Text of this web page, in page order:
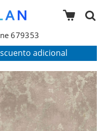
679353
AGOSTO2026
adicional
a 120€